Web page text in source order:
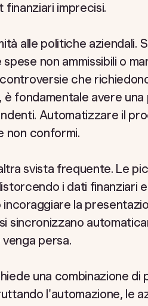
imprecisi.
alle politiche aziendali.
non ammissibili o
che
fondamentale avere
Automatizzare il
non conformi.
svista frequente. Le
i dati finanziari
la
sincronizzano
persa.
una combinazione di
l'automazione, le